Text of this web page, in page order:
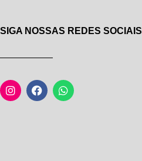
SIGA NOSSAS REDES SOCIAIS